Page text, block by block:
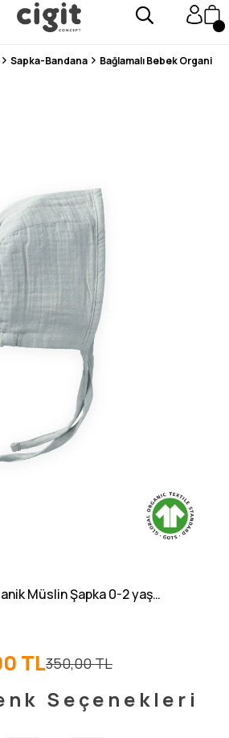
5 ÜZERİNDEN 4.8 PUAN ALDI ⭐⭐⭐⭐⭐
MUTLU MÜŞTERİ ❤️ 10 MİLYON ÜRÜN
Sapka-Bandana Bağlamalı Bebek Organik
Müslin Şapka 0-2 yaş
350,00 TL
TL
Seçenekleri